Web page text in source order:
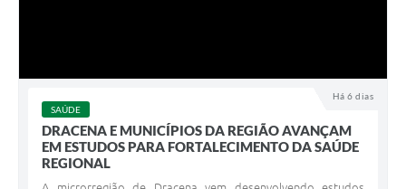
Há 6 dias
SAÚDE
DRACENA E MUNICÍPIOS DA REGIÃO AVANÇAM
EM ESTUDOS PARA FORTALECIMENTO DA SAÚDE
REGIONAL